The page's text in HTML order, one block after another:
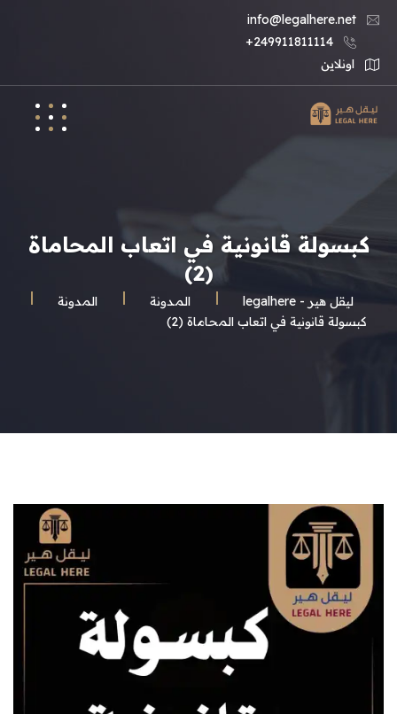
info@legalhere.net
249911811114+
اونلاين
كبسولة قانونية في اتعاب المحاماة
(2)
ليقل هير - legalhere المـدونة
المدونة
كبسولة قانونية في اتعاب المحاماة (2)